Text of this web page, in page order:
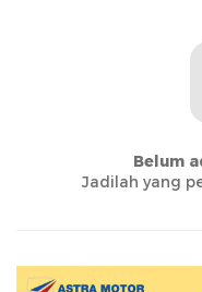
Belum
Jadilah yang